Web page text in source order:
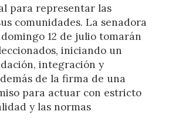
para representar las
comunidades. La senadora
12 de julio tomarán
iniciando un
integración y
de la firma de una
para actuar con estricto
y las normas